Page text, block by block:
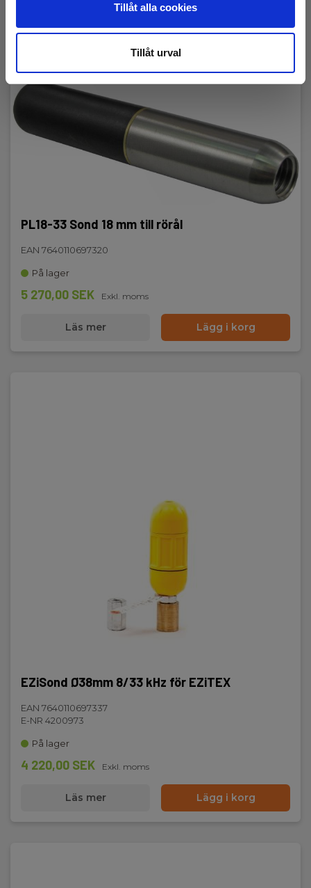
Tillåt alla cookies
Tillåt urval
PL18-33 Sond 18 mm till rörål
EAN 7640110697320
På lager
5 270,00 SEK Exkl. moms
Läs mer Lägg i korg
EZiSond Ø38mm 8/33 kHz för EZiTEX
EAN 7640110697337
E-NR 4200973
På lager
4 220,00 SEK Exkl. moms
Läs mer Lägg i korg